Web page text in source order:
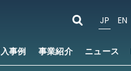
事例 事業紹介 ニュース
JP EN